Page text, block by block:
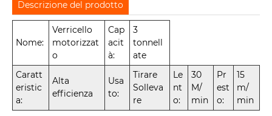
Descrizione del prodotto
Nome:
Verricello
motorizzat
o
Cap
acit
à:
3
tonnell
ate
Caratt
eristic
a:
Alta
efficienza
Usa
to:
Tirare
Solleva
re
Le
nt
o:
30
M/
min
Pr
est
o:
15
m/
min